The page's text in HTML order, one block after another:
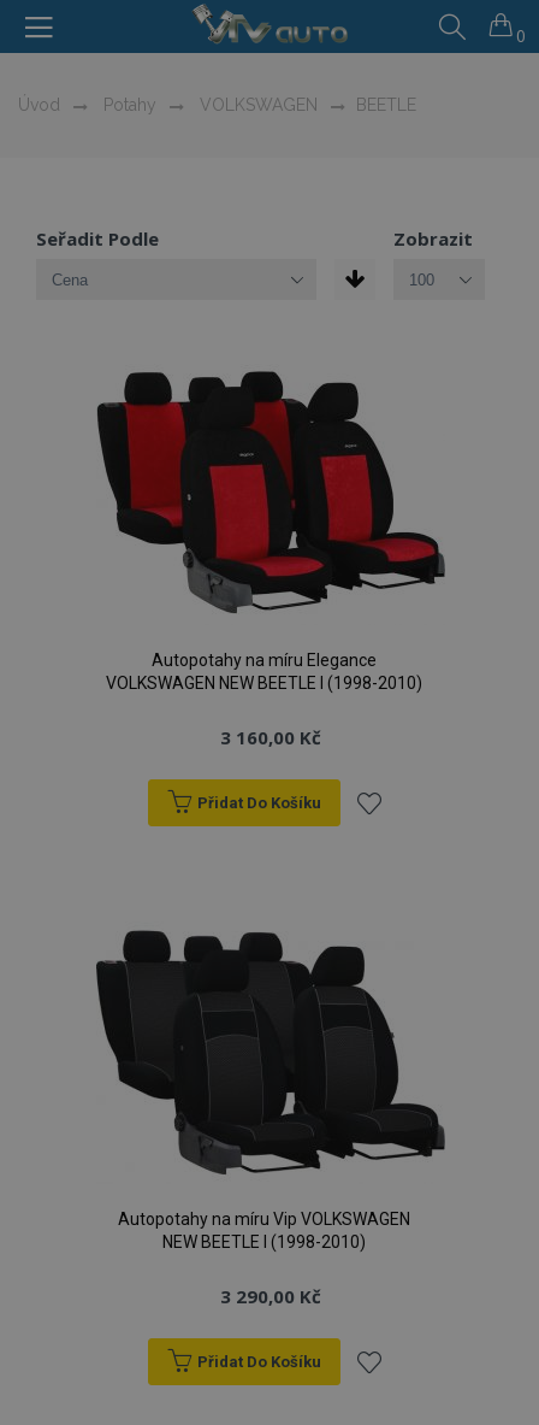
0
Úvod Potahy VOLKSWAGEN BEETLE
Seřadit Podle Zobrazit
Autopotahy na míru Elegance
VOLKSWAGEN NEW BEETLE I (1998-2010)
3 160,00 Kč
Přidat Do Košíku
oblíbeným
Autopotahy na míru Vip VOLKSWAGEN
NEW BEETLE I (1998-2010)
3 290,00 Kč
Přidat Do Košíku